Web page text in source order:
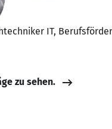
IT,
zu sehen.